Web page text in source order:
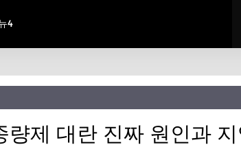
4
량제 대란 진짜 원인과 지